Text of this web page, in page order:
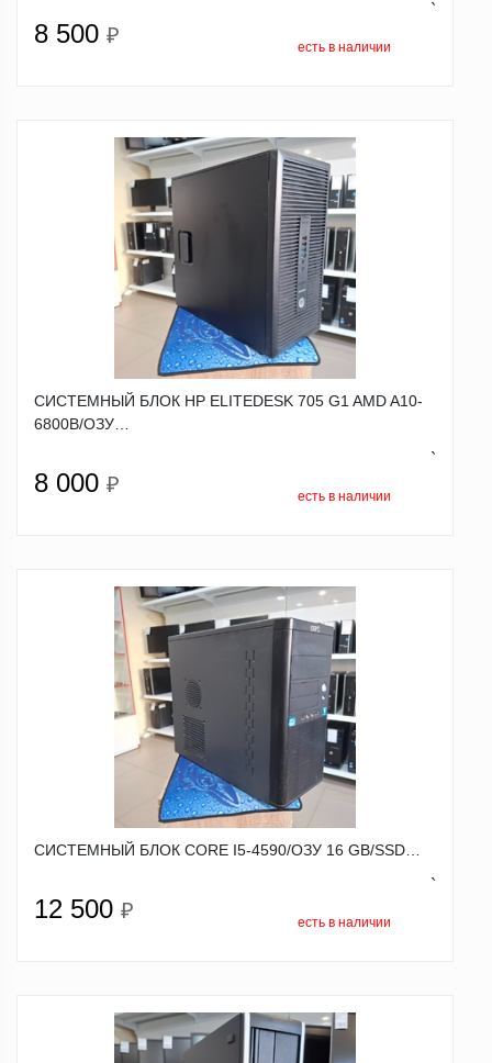
8 500 ₽
`
есть в наличии
СИСТЕМНЫЙ БЛОК HP ELITEDESK 705 G1 AMD A10-
6800B/ОЗУ…
8 000 ₽
`
есть в наличии
СИСТЕМНЫЙ БЛОК CORE I5-4590/ОЗУ 16 GB/SSD…
12 500 ₽
`
есть в наличии